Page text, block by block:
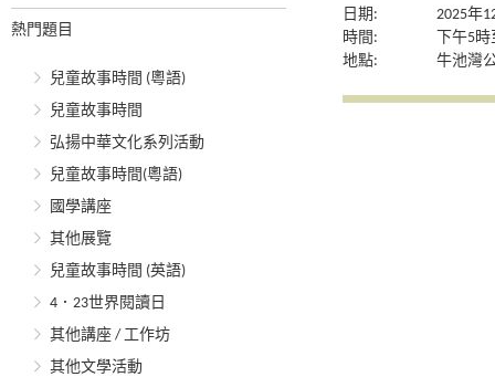
熱門題目
兒童故事時間 (粵語)
兒童故事時間
弘揚中華文化系列活動
兒童故事時間(粵語)
國學講座
其他展覽
兒童故事時間 (英語)
4．23世界閱讀日
其他講座 / 工作坊
其他文學活動
日期:
2025年
時間:
下午5
地點:
牛池灣